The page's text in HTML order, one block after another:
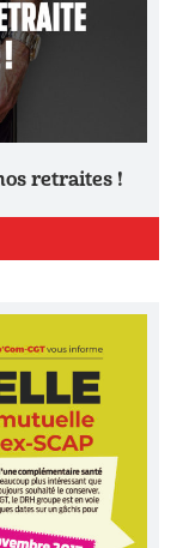
retraites !